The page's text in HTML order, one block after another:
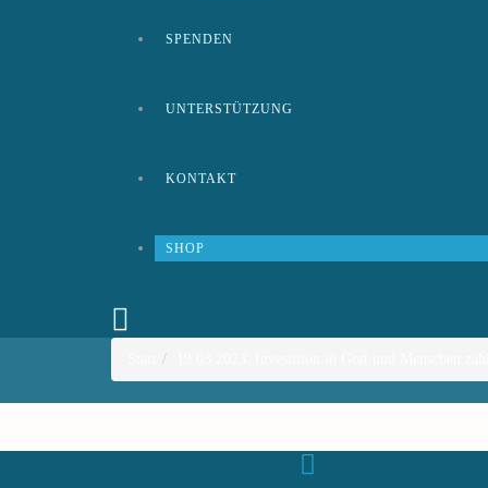
SPENDEN
UNTERSTÜTZUNG
KONTAKT
SHOP